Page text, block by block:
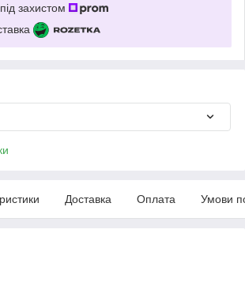
захистом
Доставка Оплата Умови